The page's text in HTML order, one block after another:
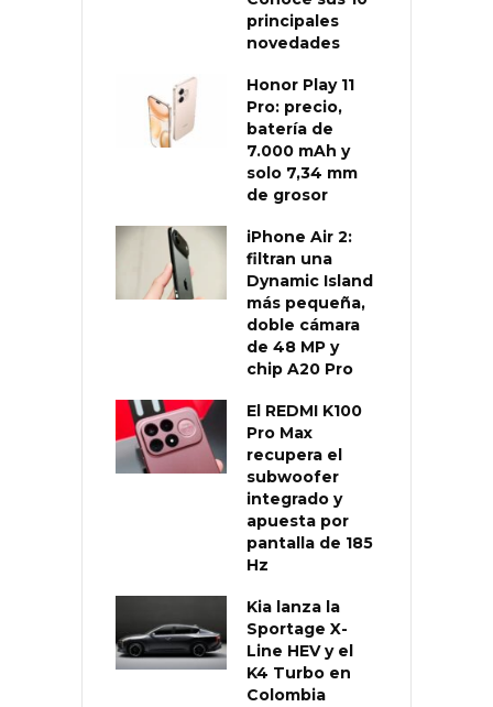
principales
novedades
Honor Play 11
Pro: precio,
batería de
7.000 mAh y
solo 7,34 mm
de grosor
iPhone Air 2:
filtran una
Dynamic Island
más pequeña,
doble cámara
de 48 MP y
chip A20 Pro
El REDMI K100
Pro Max
recupera el
subwoofer
integrado y
apuesta por
pantalla de 185
Hz
Kia lanza la
Sportage X-
Line HEV y el
K4 Turbo en
Colombia